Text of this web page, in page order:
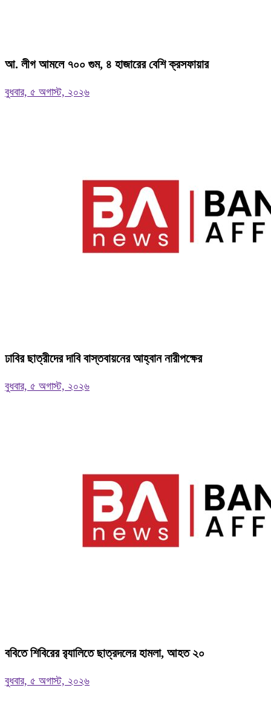
আ. লীগ আমলে ৭০০ গুম, ৪ হাজারের বেশি ক্রসফায়ার
বুধবার, ৫ অগাস্ট, ২০২৬
ঢাবির ছাত্রীদের দাবি বাস্তবায়নের আহ্বান নারীপক্ষের
বুধবার, ৫ অগাস্ট, ২০২৬
ববিতে শিবিরের র‌্যালিতে ছাত্রদলের হামলা, আহত ২০
বুধবার, ৫ অগাস্ট, ২০২৬